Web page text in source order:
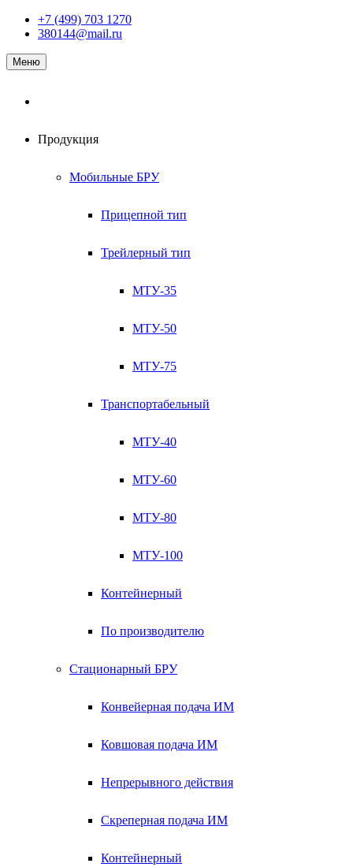
Наверх+7 (499) 703 1270
380144@mail.ru
Меню
Продукция
Мобильные БРУ
Прицепной тип
Трейлерный тип
МТУ-35
МТУ-50
МТУ-75
Транспортабельный
МТУ-40
МТУ-60
МТУ-80
МТУ-100
Контейнерный
По производителю
Стационарный БРУ
Конвейерная подача ИМ
Ковшовая подача ИМ
Непрерывного действия
Скреперная подача ИМ
Контейнерный